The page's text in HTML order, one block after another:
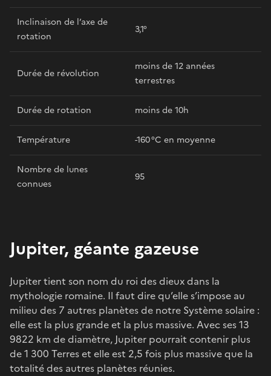
Inclinaison de l’axe de
rotation
3,1°
Durée de révolution
moins de 12 années
terrestres
Durée de rotation moins de 10h
Température -160 °C en moyenne
Nombre de lunes
connues
95
Jupiter, géante gazeuse
Jupiter tient son nom du roi des dieux dans la
mythologie romaine. Il faut dire qu’elle s’impose au
milieu des 7 autres planètes de notre Système solaire :
elle est la plus grande et la plus massive. Avec ses 13
9822 km de diamètre, Jupiter pourrait contenir plus
de 1 300 Terres et elle est 2,5 fois plus massive que la
totalité des autres planètes réunies.